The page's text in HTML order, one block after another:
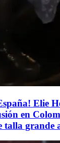
Elie
en
talla grande